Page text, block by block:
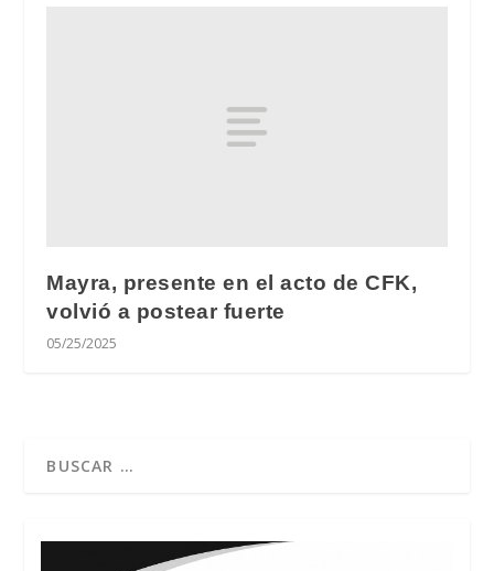
Mayra, presente en el acto de CFK,
volvió a postear fuerte
05/25/2025